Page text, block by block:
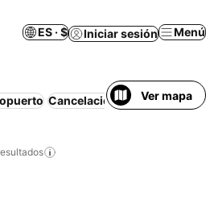
ES · $ Iniciar sesión Menú
Cancelación gratuita Playa
Ver mapa